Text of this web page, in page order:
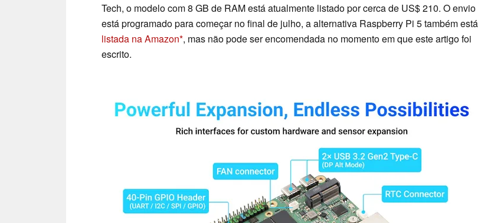
Tech, o modelo com 8 GB de RAM está atualmente listado por cerca de US$ 210. O envio
está programado para começar no final de julho, a alternativa Raspberry Pi 5 também está
listada na Amazon , mas não pode ser encomendada no momento em que este artigo foi
escrito.